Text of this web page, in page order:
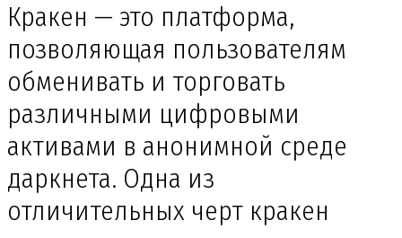
Кракен — это платформа,
позволяющая пользователям
обменивать и торговать
различными цифровыми
активами в анонимной среде
даркнета. Одна из
отличительных черт кракен